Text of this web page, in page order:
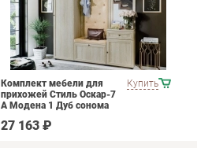
Купить
Комплект мебели для
прихожей Стиль Оскар-7
А Модена 1 Дуб сонома
27 163 ₽